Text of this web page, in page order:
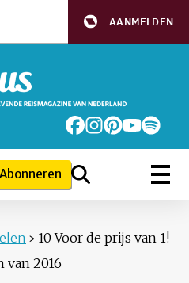
AANMELDEN
Abonneren
› 10 Voor de prijs van 1!
van 2016